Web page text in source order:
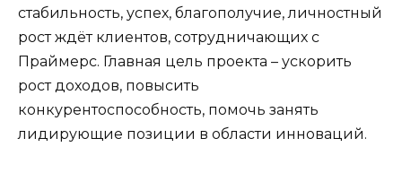
стабильность, успех, благополучие, личностный
рост ждёт клиентов, сотрудничающих с
Праймерс. Главная цель проекта – ускорить
рост доходов, повысить
конкурентоспособность, помочь занять
лидирующие позиции в области инноваций.